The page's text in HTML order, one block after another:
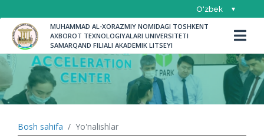
MUHAMMAD AL-XORAZMIY NOMIDAGI TOSHKENT
AXBOROT TEXNOLOGIYALARI UNIVERSITETI
SAMARQAND FILIALI AKADEMIK LITSEYI
O'zbek
Русский
YANGILIKLAR
Litsey yangiliklari
Umumiy ma'lumot
Bosh sahifa Yo'nalishlar